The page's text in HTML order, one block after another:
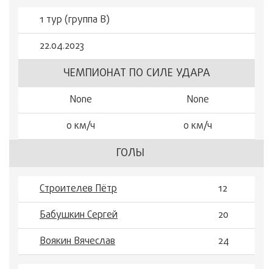
1 тур (группа В)
22.04.2023
ЧЕМПИОНАТ ПО СИЛЕ УДАРА
None
None
0 км/ч
0 км/ч
ГОЛЫ
Строителев Пётр
12
Бабушкин Сергей
20
Воякин Вячеслав
24